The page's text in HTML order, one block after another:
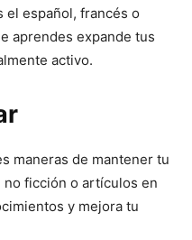
español, francés o
aprendes expande tus
activo.
maneras de mantener tu
no ficción o artículos en
y mejora tu